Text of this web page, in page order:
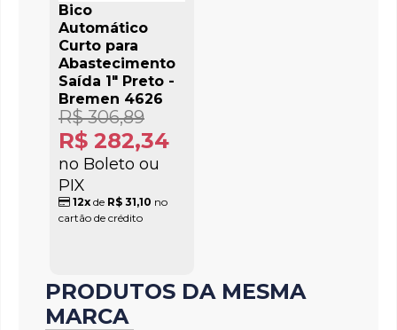
Bico
Automático
Curto para
Abastecimento
Saída 1" Preto -
Bremen 4626
R$ 282,34
no Boleto ou
PIX
R$ 306,89
12x de R$ 31,10 no
cartão de crédito
PRODUTOS DA MESMA
MARCA